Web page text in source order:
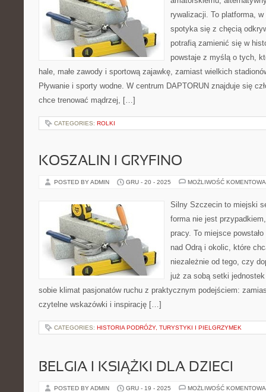
rywalizacji. To platforma,
spotyka się z chęcią
potrafią zamienić się w
powstaje z myślą o tych,
hale, małe zawody i sportową zajawkę, zamiast wielkich
Pływanie i sporty wodne. W centrum DAPTORUN znajduje się
chce trenować mądrzej, […]
CATEGORIES: ROLKI
KOSZALIN I GRYFINO
POSTED BY ADMIN GRU - 20 - 2025 MOŻLIWOŚĆ
Silny Szczecin to miejski
forma nie jest
pracy. To miejsce
nad Odrą i okolic, które
niezależnie od tego, czy
już za sobą setki
sobie klimat pasjonatów ruchu z praktycznym podejściem:
czytelne wskazówki i inspirację […]
CATEGORIES: HISTORIA PODRÓŻY, TURYSTYKI I PIELGRZYMEK
BELGIA I KSIĄŻKI DLA DZIECI
POSTED BY ADMIN GRU - 19 - 2025 MOŻLIWOŚĆ